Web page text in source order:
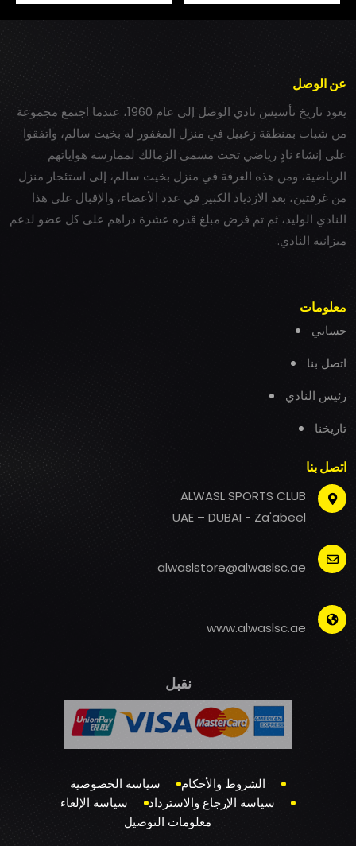
عن الوصل
يعود تاريخ تأسيس نادي الوصل إلى عام 1960، عندما اجتمع مجموعة
من شباب بمنطقة زعبيل في منزل المغفور له بخيت سالم، واتفقوا
على إنشاء نادٍ رياضي تحت مسمى الزمالك لممارسة هواياتهم
الرياضية، ومن هذه الغرفة في منزل بخيت سالم، إلى استئجار منزل
من غرفتين، بعد الازدياد الكبير في عدد الأعضاء، والإقبال على هذا
النادي الوليد، ثم تم فرض مبلغ قدره عشرة دراهم على كل عضو لدعم
ميزانية النادي.
معلومات
حسابي
اتصل بنا
رئيس النادي
تاريخنا
اتصل بنا
ALWASL SPORTS CLUB
UAE – DUBAI - Za'abeel
alwaslstore@alwaslsc.ae
www.alwaslsc.ae
نقبل
الشروط والأحكام
سياسة الخصوصية
سياسة الإرجاع والاسترداد
سياسة الإلغاء
معلومات التوصيل